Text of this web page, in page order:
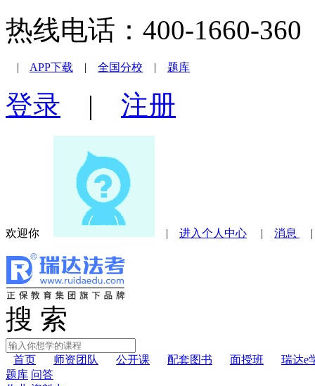
热线电话：400-1660-
| APP下载 | 全国分校 | 题库
登录 | 注册
欢迎你 | 进入个人中心 | 消息
搜 索
首页 师资团队 公开课 配套图书 面授班
瑞达e
题库 问答